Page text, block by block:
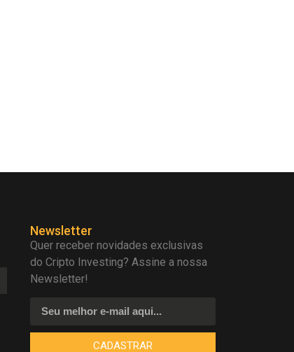
Newsletter
Quer receber novidades exclusivas
do Cripto Investing? Assine a nossa
Newsletter!
CADASTRAR